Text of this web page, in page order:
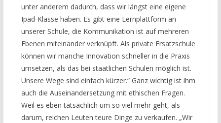
unter anderem dadurch, dass wir längst eine eigene
Ipad-Klasse haben. Es gibt eine Lernplattform an
unserer Schule, die Kommunikation ist auf mehreren
Ebenen miteinander verknüpft. Als private Ersatzschule
können wir manche Innovation schneller in die Praxis
umsetzen, als das bei staatlichen Schulen möglich ist.
Unsere Wege sind einfach kürzer.“ Ganz wichtig ist ihm
auch die Auseinandersetzung mit ethischen Fragen.
Weil es eben tatsächlich um so viel mehr geht, als
darum, reichen Leuten teure Dinge zu verkaufen. „Wir